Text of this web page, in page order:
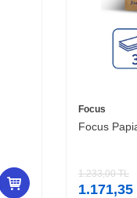
Focus
Focus
1.233,00TL
1.171,35